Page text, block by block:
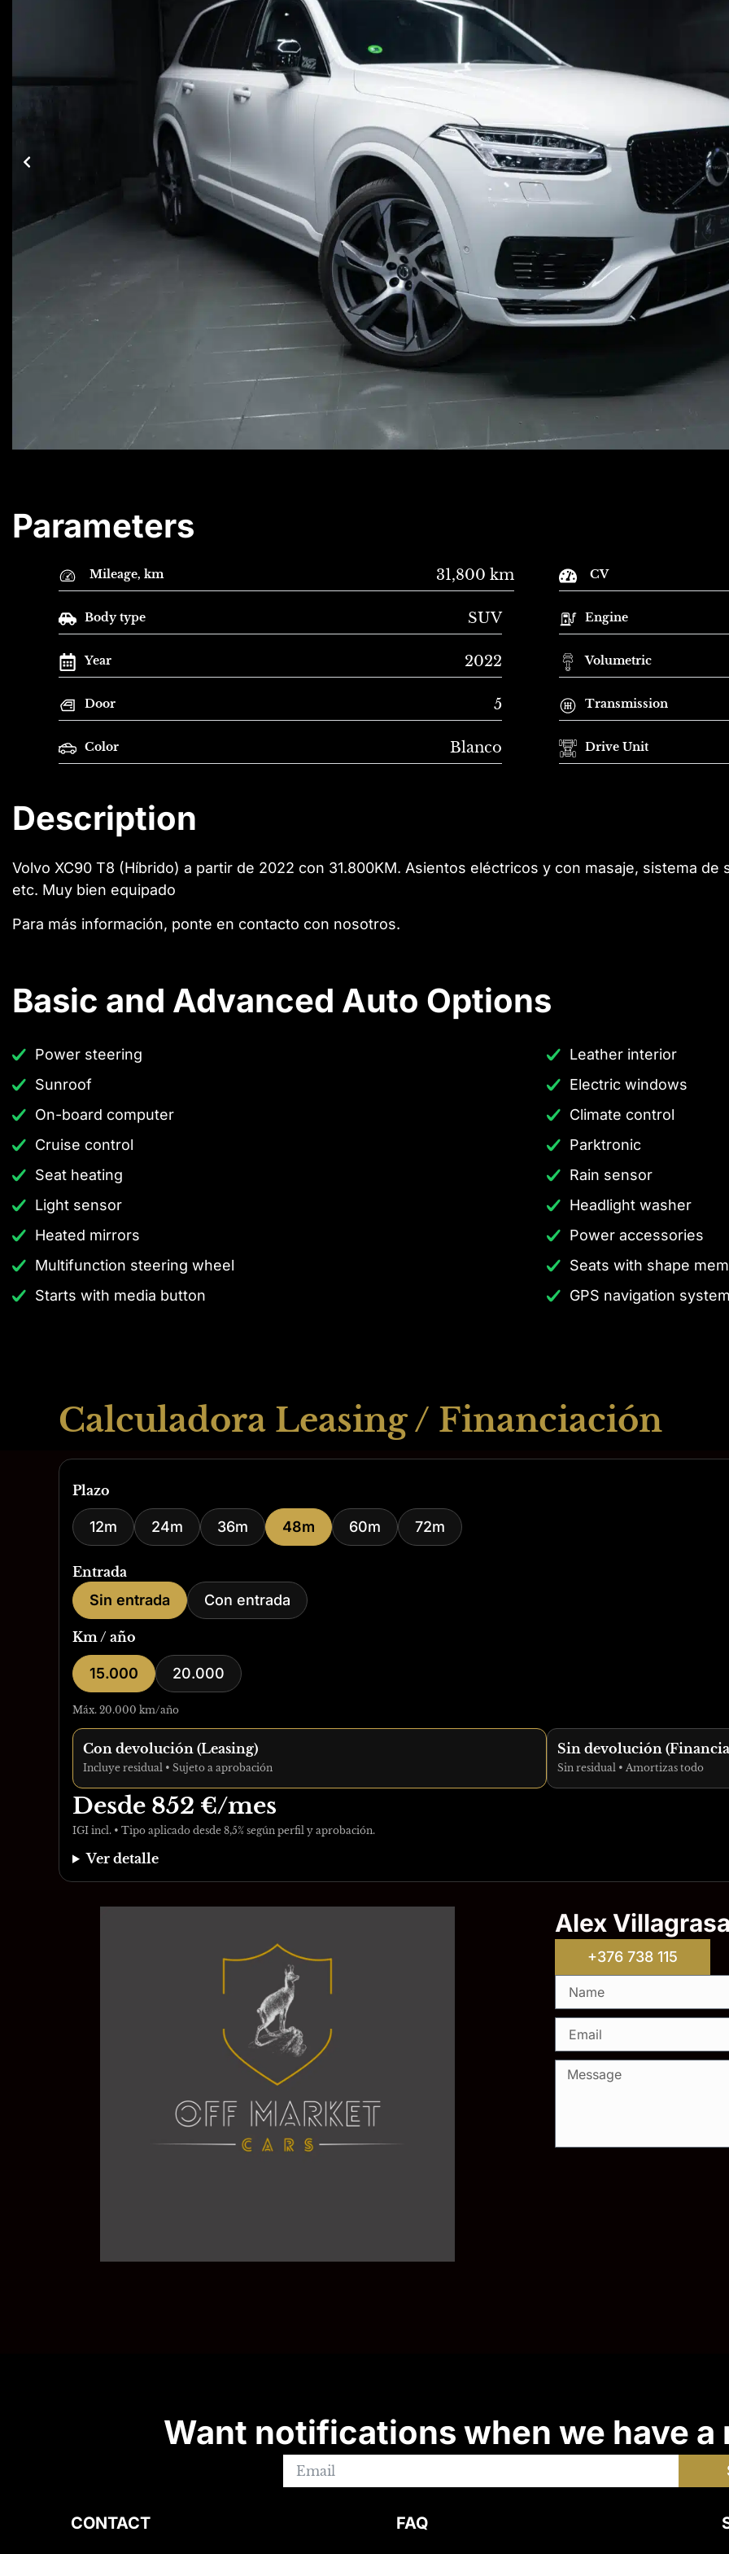
Parameters
Mileage, km 31,800 km CV
Body type SUV Engine
Year 2022 Volumetric
Door 5 Transmission
Color Blanco Drive Unit
Description
Volvo XC90 T8 (Híbrido) a partir de 2022 con 31.800KM. Asientos eléctricos y con masaje, sistema
etc. Muy bien equipado
Para más información, ponte en contacto con nosotros.
Basic and Advanced Auto Options
Power steering
Leather interior
Sunroof
Electric windows
On-board computer
Climate control
Cruise control
Parktronic
Seat heating
Rain sensor
Light sensor
Headlight washer
Heated mirrors
Power accessories
Multifunction steering wheel
Seats with shape
Starts with media button
GPS navigation system
Calculadora Leasing / Financiación
Plazo
12m 24m 36m 48m 60m 72m
Entrada
Sin entrada Con entrada
Km / año
15.000 20.000
Máx. 20.000 km/año
Con devolución (Leasing)
Incluye residual • Sujeto a aprobación
Sin devolución
Sin residual • Amortizas todo
Desde 852 €/mes
IGI incl. • Tipo aplicado desde 8,5% según perfil y aprobación.
Ver detalle
Alex
+376 738 115
Want notifications when we have a
CONTACT FAQ